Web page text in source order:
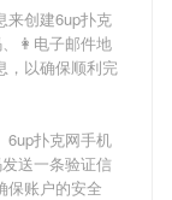
来创建6up扑克
👩电子邮件地
，以确保顺利完
6up扑克网手机
送一条验证信
保账户的安全